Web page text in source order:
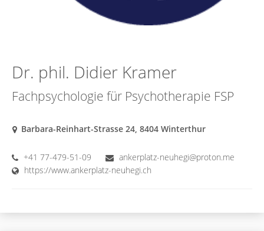
Dr. phil. Didier Kramer
Fachpsychologie für Psychotherapie FSP
Barbara-Reinhart-Strasse 24, 8404 Winterthur
+41 77-479-51-09
ankerplatz-neuhegi@proton.me
https://www.ankerplatz-neuhegi.ch